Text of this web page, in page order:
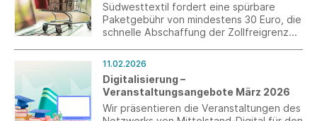
Südwesttextil fordert eine spürbare
Paketgebühr von mindestens 30 Euro, die
schnelle Abschaffung der Zollfreigrenze,
Produktkonformität und als ultima ratio,
die Möglichkeit zur Sperrung der
Plattform.
11.02.2026
Digitalisierung –
Veranstaltungsangebote März 2026
Wir präsentieren die Veranstaltungen des